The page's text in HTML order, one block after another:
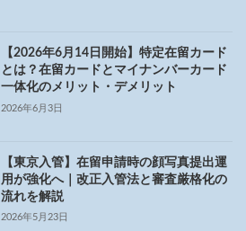
【2026年6月14日開始】特定在留カード
とは？在留カードとマイナンバーカード
一体化のメリット・デメリット
2026年6月3日
【東京入管】在留申請時の顔写真提出運
用が強化へ｜改正入管法と審査厳格化の
流れを解説
2026年5月23日